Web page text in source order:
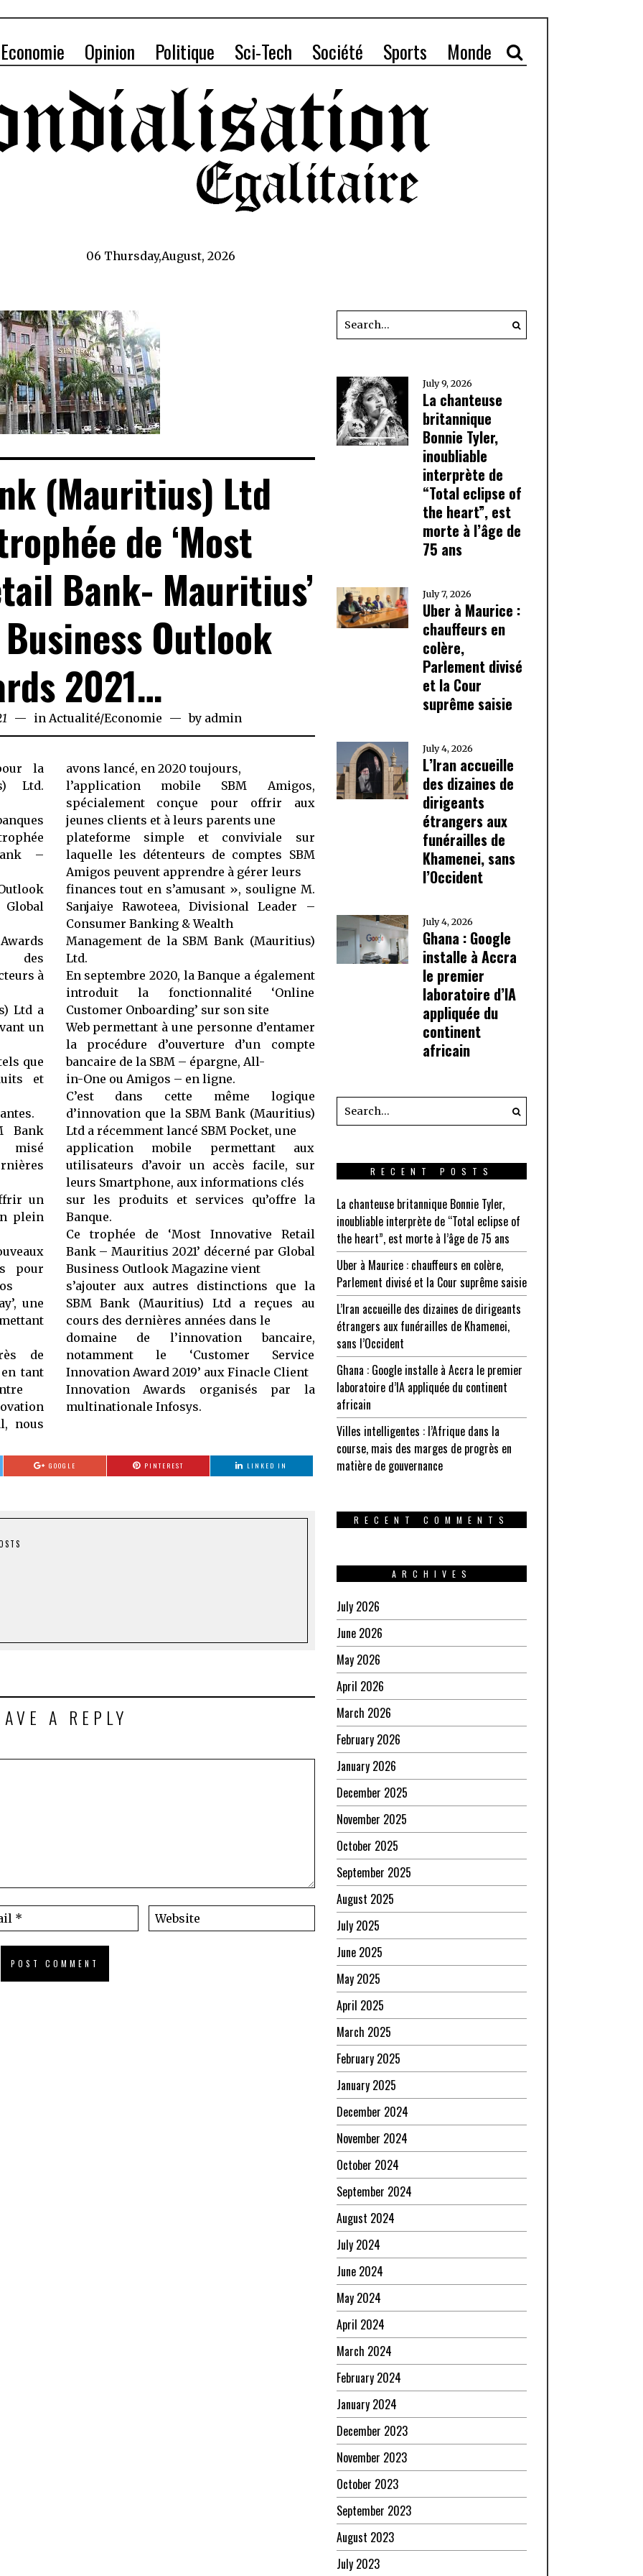
Economie Opinion Politique Sci-Tech Société Sports Monde
06 Thursday,August, 2026
(Mauritius) Ltd
de ‘Most
Bank- Mauritius’
Outlook
2021…
May
26,
in Actualité/Economie by admin
la
Ltd.
–
des
à
Ltd a
un
que
et
Bank
misé
un
plein
pour
une
de
tant
nous
avons lancé, en 2020 toujours,
l’application mobile SBM Amigos,
spécialement conçue pour offrir aux
jeunes clients et à leurs parents une
plateforme simple et conviviale sur
laquelle les détenteurs de comptes SBM
Amigos peuvent apprendre à gérer leurs
finances tout en s’amusant », souligne M.
Sanjaiye Rawoteea, Divisional Leader –
Consumer Banking & Wealth
Management de la SBM Bank (Mauritius)
Ltd.
En septembre 2020, la Banque a également
introduit la fonctionnalité ‘Online
Customer Onboarding’ sur son site
Web permettant à une personne d’entamer
la procédure d’ouverture d’un compte
bancaire de la SBM – épargne, All-
in-One ou Amigos – en ligne.
C’est dans cette même logique
d’innovation que la SBM Bank (Mauritius)
Ltd a récemment lancé SBM Pocket, une
application mobile permettant aux
utilisateurs d’avoir un accès facile, sur
leurs Smartphone, aux informations clés
sur les produits et services qu’offre la
Banque.
Ce trophée de ‘Most Innovative Retail
Bank – Mauritius 2021’ décerné par Global
Business Outlook Magazine vient
s’ajouter aux autres distinctions que la
SBM Bank (Mauritius) Ltd a reçues au
cours des dernières années dans le
domaine de l’innovation bancaire,
notamment le ‘Customer Service
Innovation Award 2019’ aux Finacle Client
Innovation Awards organisés par la
multinationale Infosys.
GOOGLE PINTEREST LINKED IN
A REPLY
July 9, 2026
La chanteuse
britannique
Bonnie Tyler,
inoubliable
interprète de
“Total eclipse of
the heart”, est
morte à l’âge de
75 ans
July 7, 2026
Uber à Maurice :
chauffeurs en
colère,
Parlement divisé
et la Cour
suprême saisie
July 4, 2026
L’Iran accueille
des dizaines de
dirigeants
étrangers aux
funérailles de
Khamenei, sans
l’Occident
July 4, 2026
Ghana : Google
installe à Accra
le premier
laboratoire d’IA
appliquée du
continent
africain
RECENT POSTS
La chanteuse britannique Bonnie Tyler,
inoubliable interprète de “Total eclipse of
the heart”, est morte à l’âge de 75 ans
Uber à Maurice : chauffeurs en colère,
Parlement divisé et la Cour suprême saisie
L’Iran accueille des dizaines de dirigeants
étrangers aux funérailles de Khamenei,
sans l’Occident
Ghana : Google installe à Accra le premier
laboratoire d’IA appliquée du continent
africain
Villes intelligentes : l’Afrique dans la
course, mais des marges de progrès en
matière de gouvernance
RECENT COMMENTS
ARCHIVES
July 2026
June 2026
May 2026
April 2026
March 2026
February 2026
January 2026
December 2025
November 2025
October 2025
September 2025
August 2025
July 2025
June 2025
May 2025
April 2025
March 2025
February 2025
January 2025
December 2024
November 2024
October 2024
September 2024
August 2024
July 2024
June 2024
May 2024
April 2024
March 2024
February 2024
January 2024
December 2023
November 2023
October 2023
September 2023
August 2023
July 2023